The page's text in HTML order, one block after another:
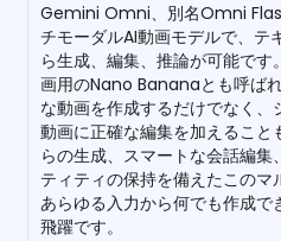
Gemini Omni、別名Omni
チモーダルAI動画モデルで、テ
ら生成、編集、推論が可能で
画用のNano Bananaとも呼ば
な動画を作成するだけでなく
動画に正確な編集を加えるこ
らの生成、スマートな会話編
ティティの保持を備えたこのマ
あらゆる入力から何でも作成
飛躍です。